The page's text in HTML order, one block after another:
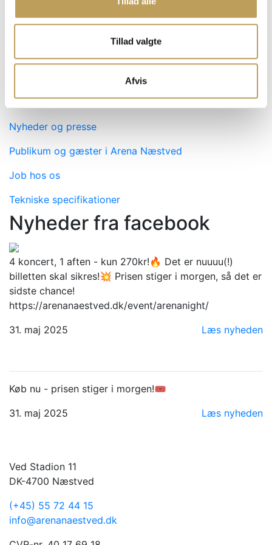
Tillad valgte
Afvis
I Arena Næstved vil der være events, hvor der
benyttes hurtigt skiftende lyssætninger og/eller
stroboskoblys. Hvis dette er tilfældet, vil vi altid
Kontakt Arena Næstved
Nyheder og presse
Publikum og gæster i Arena Næstved
Job hos os
Tekniske specifikationer
Nyheder fra facebook
4 koncert, 1 aften - kun 270kr!🔥 Det er nuuuu(!)
billetten skal sikres!💥 Prisen stiger i morgen, så det er
sidste chance!
https://arenanaestved.dk/event/arenanight/
31. maj 2025
Læs nyheden
Køb nu - prisen stiger i morgen!🎟
31. maj 2025
Læs nyheden
Ved Stadion 11
DK-4700 Næstved
(+45) 55 72 44 15
info@arenanaestved.dk